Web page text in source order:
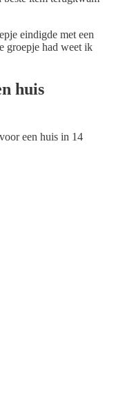
eindigde met een
groepje had weet ik
huis
een huis in 14